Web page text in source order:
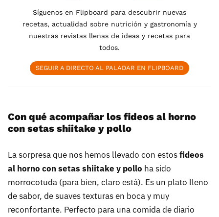
Síguenos en Flipboard para descubrir nuevas
recetas, actualidad sobre nutrición y gastronomía y
nuestras revistas llenas de ideas y recetas para
todos.
SEGUIR A DIRECTO AL PALADAR EN FLIPBOARD
Con qué acompañar los fideos al horno
con setas shiitake y pollo
La sorpresa que nos hemos llevado con estosfideos
al horno con setas shiitake y pollo ha sido
morrocotuda (para bien, claro está). Es un plato lleno
de sabor, de suaves texturas en boca y muy
reconfortante. Perfecto para una comida de diario